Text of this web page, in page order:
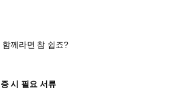
께라면 참 쉽죠?
시 필요 서류